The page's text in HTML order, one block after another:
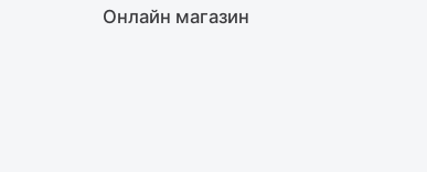
Онлайн магазин